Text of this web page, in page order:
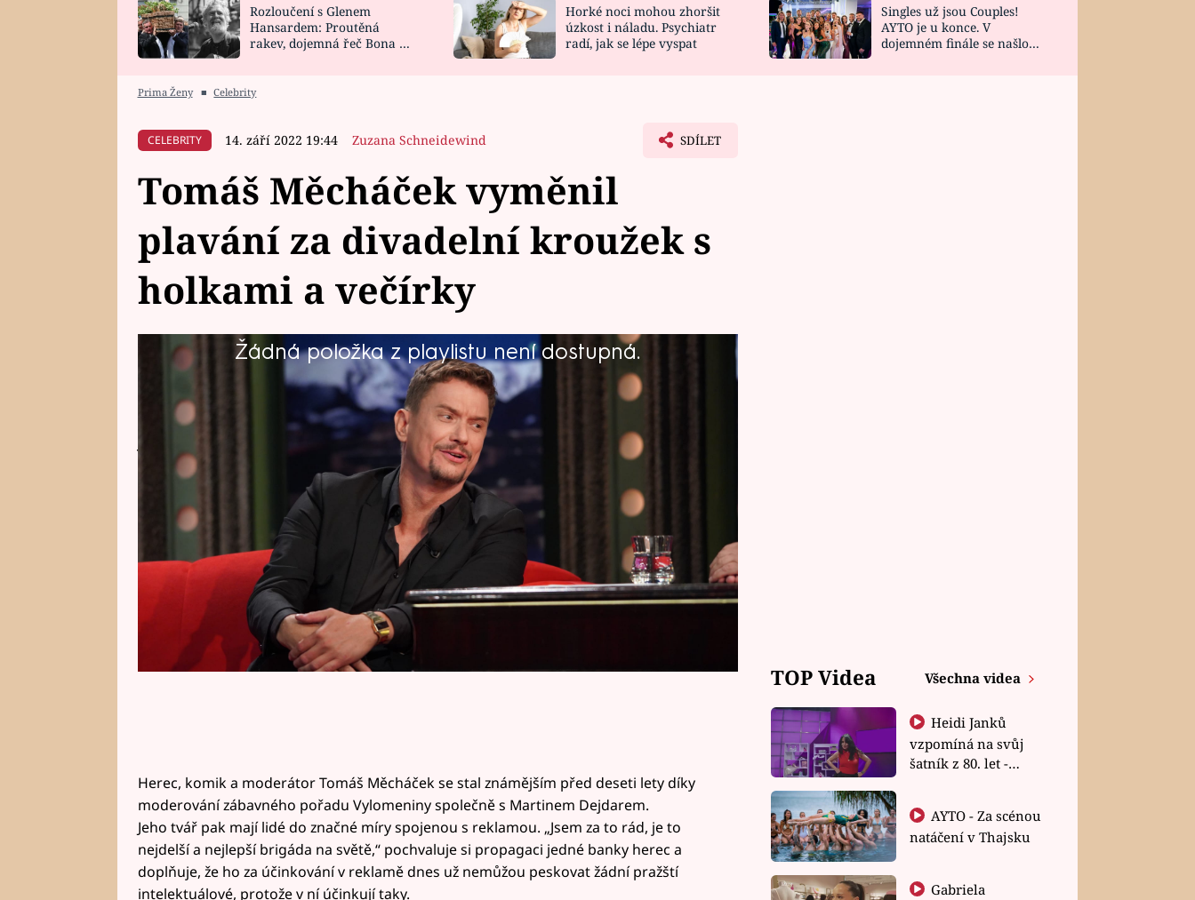
HOROSKOP NA
CELEBRITY
VAŘENÍ
NOVINKY
VIDEORECEPTY
ZAHRADA
DESIGN
Rozloučení s Glenem
Hansardem: Proutěná
rakev, dojemná řeč Bona a
Horké noci mohou zhoršit
úzkost i náladu. Psychiatr
radí, jak se lépe vyspat
Singles už jsou Couples!
AYTO je u konce. V
dojemném finále se našlo
Prima Ženy ■ Celebrity
CELEBRITY 14. září 2022 19:44 Zuzana Schneidewind SDÍLET
Tomáš Měcháček vyměnil
plavání za divadelní kroužek s
holkami a večírky
Žádná položka z playlistu není dostupná.
Tomáš Měcháček (43) má stále čím překvapit. Napadlo by vás, že
tento aktivní herec nebo scenárista se deset let věnoval plavání na
vrcholové úrovni? V rozhovoru s Janem Krausem na sebe prozradil
Herec, komik a moderátor Tomáš Měcháček se stal známějším před deseti lety díky
moderování zábavného pořadu Vylomeniny společně s Martinem Dejdarem.
Jeho tvář pak mají lidé do značné míry spojenou s reklamou. „Jsem za to rád, je to
nejdelší a nejlepší brigáda na světě,“ pochvaluje si propagaci jedné banky herec a
doplňuje, že ho za účinkování v reklamě dnes už nemůžou peskovat žádní pražští
intelektuálové, protože v ní účinkují taky.
TOP Videa Všechna videa
Heidi Janků
vzpomíná na svůj
šatník z 80. let -
natáčení v Thajsku
Gabriela